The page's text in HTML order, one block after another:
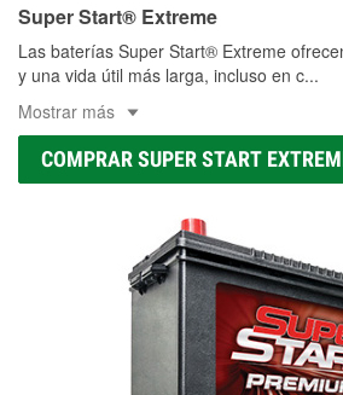
Super Start® Extreme
Las baterías Super Start® Extreme
y una vida útil más larga, incluso en c...
Mostrar más
COMPRAR SUPER START